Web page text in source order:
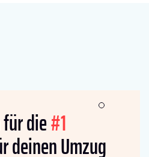
die#1
deinen Umzug